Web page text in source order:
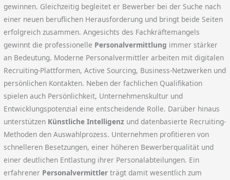
gewinnen. Gleichzeitig begleitet er Bewerber bei der Suche nach
einer neuen beruflichen Herausforderung und bringt beide Seiten
erfolgreich zusammen. Angesichts des Fachkräftemangels
gewinnt die professionelle Personalvermittlung immer stärker
an Bedeutung. Moderne Personalvermittler arbeiten mit digitalen
Recruiting-Plattformen, Active Sourcing, Business-Netzwerken und
persönlichen Kontakten. Neben der fachlichen Qualifikation
spielen auch Persönlichkeit, Unternehmenskultur und
Entwicklungspotenzial eine entscheidende Rolle. Darüber hinaus
unterstützen Künstliche Intelligenz und datenbasierte Recruiting-
Methoden den Auswahlprozess. Unternehmen profitieren von
schnelleren Besetzungen, einer höheren Bewerberqualität und
einer deutlichen Entlastung ihrer Personalabteilungen. Ein
erfahrener Personalvermittler trägt damit wesentlich zum